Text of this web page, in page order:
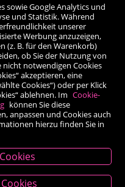
sowie Google Analytics und
und Statistik. Während
unserer
Werbung anzuzeigen,
(z. B. für den Warenkorb)
ob Sie der Nutzung von
nicht notwendigen Cookies
akzeptieren, eine
Cookies“) oder per Klick
ablehnen. Im Cookie-
können Sie diese
anpassen und Cookies auch
hierzu finden Sie in